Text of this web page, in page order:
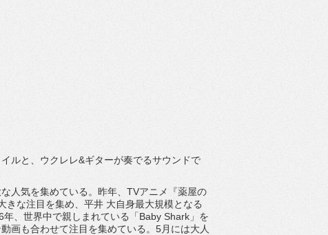
ルと、ウクレレ&ギターが奏でるサウンドで
人気を集めている。昨年、TVアニメ『薬屋の
きな注目を集め、平井 大自身最大規模となる
、世界中で親しまれている「Baby Shark」を
画も合わせて注目を集めている。5月には大人